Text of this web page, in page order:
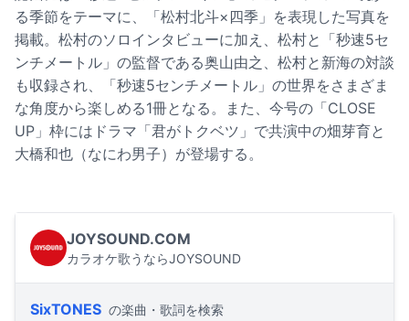
る季節をテーマに、「松村北斗×四季」を表現した写真を
掲載。松村のソロインタビューに加え、松村と「秒速5セ
ンチメートル」の監督である奥山由之、松村と新海の対談
も収録され、「秒速5センチメートル」の世界をさまざま
な角度から楽しめる1冊となる。また、今号の「CLOSE
UP」枠にはドラマ「君がトクベツ」で共演中の畑芽育と
大橋和也（なにわ男子）が登場する。
JOYSOUND.COM
カラオケ歌うならJOYSOUND
SixTONES の楽曲・歌詞を検索